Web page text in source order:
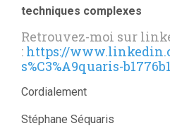
techniques complexes
Retrouvez-moi sur
: https://
s%C3%A9quaris-
Cordialement
Stéphane Séquaris